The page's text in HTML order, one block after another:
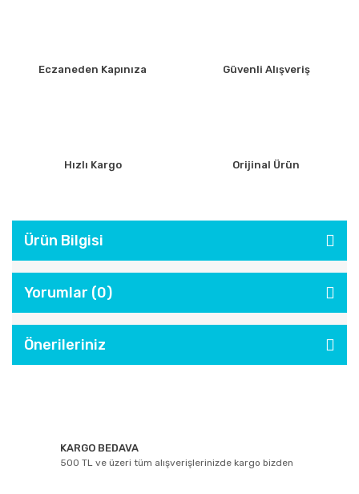
Eczaneden Kapınıza Güvenli Alışveriş
Hızlı Kargo Orijinal Ürün
Ürün Bilgisi
Yorumlar (0)
Önerileriniz
KARGO BEDAVA
500 TL ve üzeri tüm alışverişlerinizde kargo bizden